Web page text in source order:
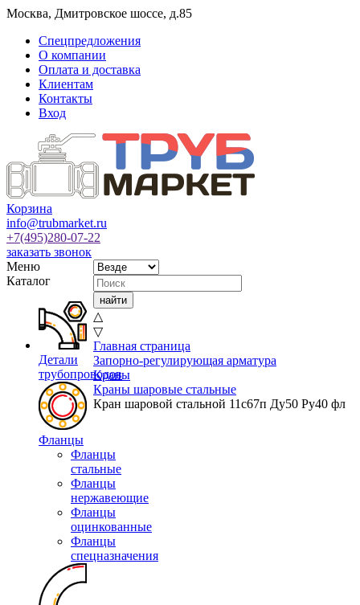
Москва, Дмитровское шоссе, д.85
Спецпредложения
О компании
Оплата и доставка
Клиентам
Контакты
Вход
Корзина
info@trubmarket.ru
+7(495)280-07-22
заказать звонок
Меню
Каталог
Детали
трубопроводов
Фланцы
Фланцы
стальные
Фланцы
нержавеющие
Фланцы
оцинкованные
Фланцы
спецназначения
△
▽
Главная страница
Запорно-регулирующая арматура
Краны
Краны шаровые стальные
Кран шаровой стальной 11с67п Ду50 Ру40 фл